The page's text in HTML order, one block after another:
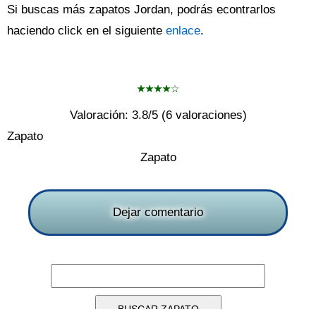
Si buscas más zapatos Jordan, podrás econtrarlos
haciendo click en el siguiente enlace.
Valoración: 3.8/5 (6valoraciones)
Zapato
Zapato
Dejar comentario